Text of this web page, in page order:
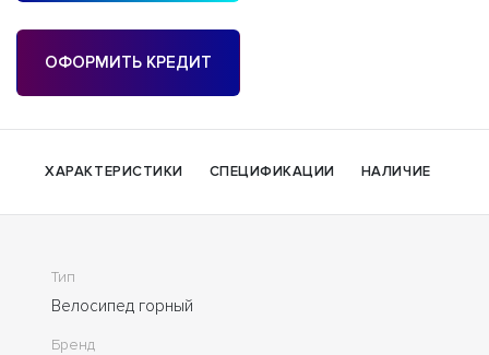
ОФОРМИТЬ КРЕДИТ
ХАРАКТЕРИСТИКИ СПЕЦИФИКАЦИИ НАЛИЧИЕ
Тип
Велосипед горный
Бренд